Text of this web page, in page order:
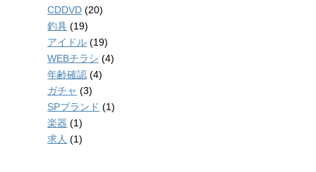
CDDVD (20)
釣具 (19)
アイドル (19)
WEBチラシ (4)
年齢確認 (4)
ガチャ (3)
SPブランド (1)
楽器 (1)
求人 (1)